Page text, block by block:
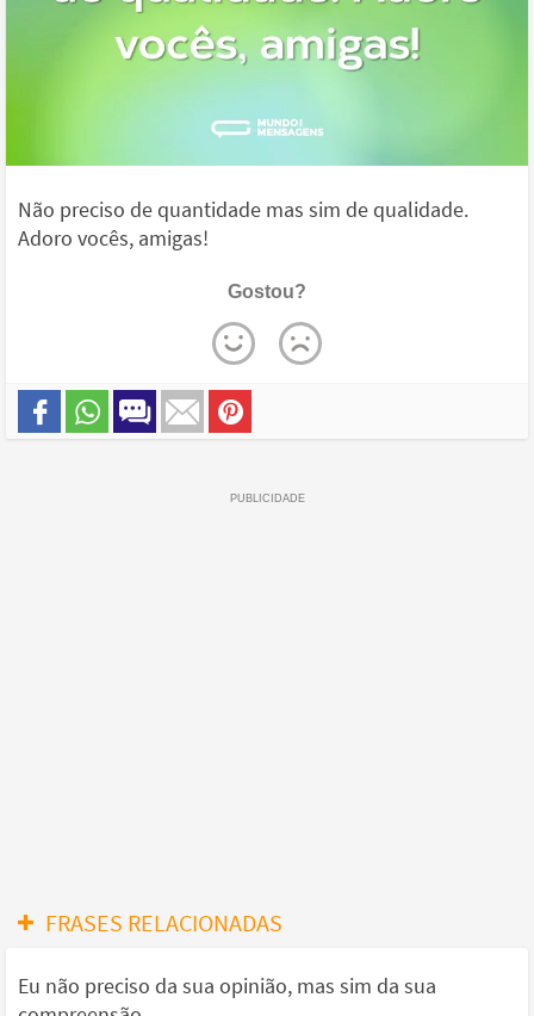
Não preciso de quantidade mas sim de qualidade.
Adoro vocês, amigas!
Gostou?
FRASES RELACIONADAS
Eu não preciso da sua opinião, mas sim da sua